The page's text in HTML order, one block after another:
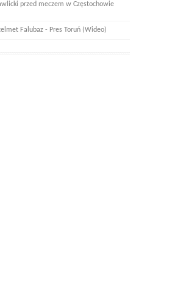
przed meczem w Częstochowie
Falubaz - Pres Toruń (Wideo)